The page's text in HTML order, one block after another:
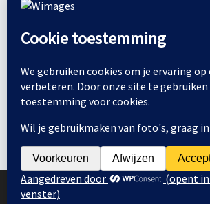
3
4
24
25 26 27 28
31
© 2026 | Ondersteund door WordPress